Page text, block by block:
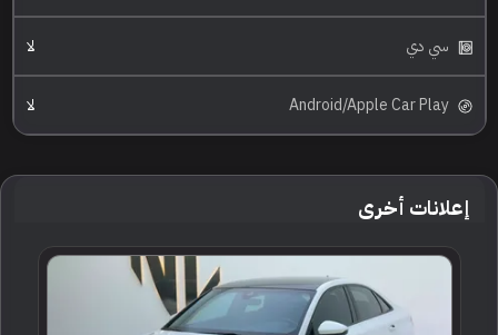
سي دي لا
Android/Apple Car Play لا
إعلانات أخرى